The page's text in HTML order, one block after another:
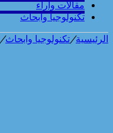
مقالات وارآء
تكنولوجيا وابحاث
الرئيسية/تكنولوجيا وابحاث/